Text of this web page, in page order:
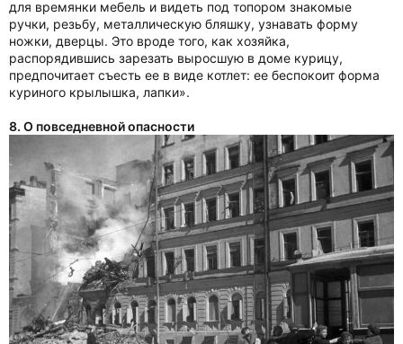
для времянки мебель и видеть под топором знакомые
ручки, резьбу, металлическую бляшку, узнавать форму
ножки, дверцы. Это вроде того, как хозяйка,
распорядившись зарезать выросшую в доме курицу,
предпочитает съесть ее в виде котлет: ее беспокоит форма
куриного крылышка, лапки».
8. О повседневной опасности